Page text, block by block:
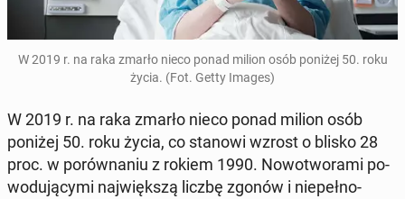
W 2019 r. na raka zmarło nieco ponad milion osób poniżej 50. roku
życia. (Fot. Getty Images)
W 2019 r. na raka zmarło nieco ponad milion osób
poniżej 50. roku życia, co stanowi wzrost o blisko 28
proc. w po­rów­na­niu z rokiem 1990. No­wo­two­ra­mi po­
wo­du­ją­cy­mi naj­więk­szą liczbę zgonów i nie­peł­no­